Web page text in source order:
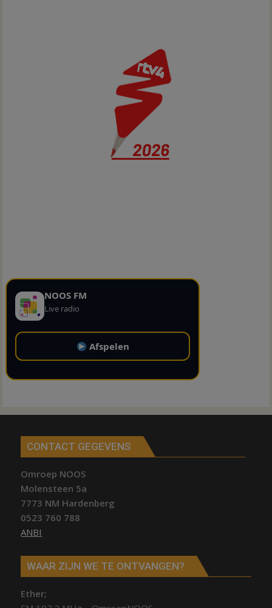
NOOS FM
Live radio
Afspelen
CONTACT GEGEVENS
Omroep NOOS
Molensteen 5a
7773 NM Hardenberg
0523 760 788
ANBI
WAAR ZIJN WE TE ONTVANGEN?
Ether;